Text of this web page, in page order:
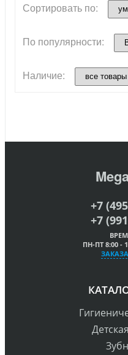
Сортировать по:
По популярности:
Наличие:
+7
+7
ПН-ПТ 8:00 -